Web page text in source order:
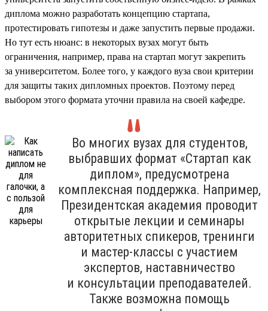
диплома можно разработать концепцию стартапа,
протестировать гипотезы и даже запустить первые продажи.
Но тут есть нюанс: в некоторых вузах могут быть
ограничения, например, права на стартап могут закрепить
за университетом. Более того, у каждого вуза свои критерии
для защиты таких дипломных проектов. Поэтому перед
выбором этого формата уточни правила на своей кафедре.
Во многих вузах для студентов,
выбравших формат «Стартап как
диплом», предусмотрена
комплексная поддержка. Например,
Президентская академия проводит
открытые лекции и семинары
авторитетных спикеров, тренинги
и мастер-классы с участием
экспертов, наставничество
и консультации преподавателей.
Также возможна помощь